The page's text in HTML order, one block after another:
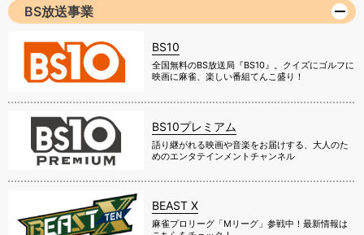
BS放送事業
BS10
全国無料のBS放送局『BS10』。クイズにゴルフに
映画に麻雀、楽しい番組てんこ盛り！
BS10プレミアム
語り継がれる映画や音楽をお届けする、大人のた
めのエンタテインメントチャンネル
BEAST X
麻雀プロリーグ「Mリーグ」参戦中！最新情報は